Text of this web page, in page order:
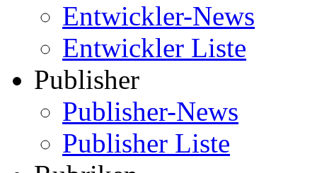
Entwickler-News
Entwickler Liste
Publisher
Publisher-News
Publisher Liste